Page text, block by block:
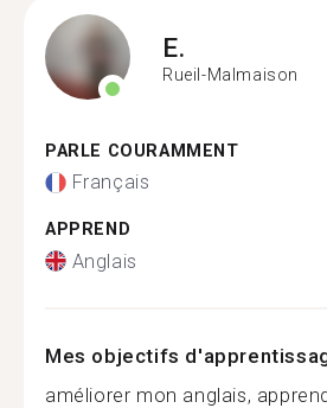
E.
Rueil-Malmaison
PARLE COURAMMENT
Français
APPREND
Anglais
Mes objectifs
améliorer mon anglais,